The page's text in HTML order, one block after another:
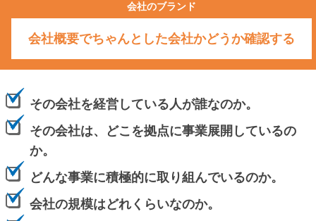
会社のブランド
会社概要でちゃんとした会社かどうか確認する
その会社を経営している人が誰なのか。
その会社は、どこを拠点に事業展開しているの
か。
どんな事業に積極的に取り組んでいるのか。
会社の規模はどれくらいなのか。